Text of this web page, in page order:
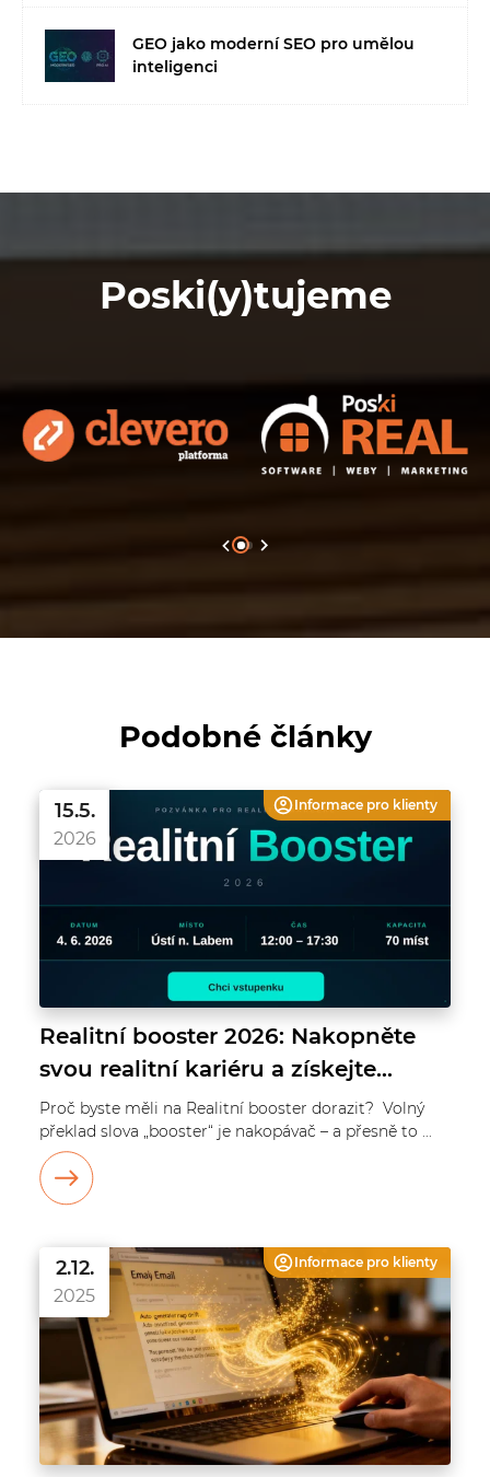
GEO jako moderní SEO pro umělou
inteligenci
Poski(y)tujeme
Podobné články
15.5.
2026
Informace pro klienty
Realitní booster 2026: Nakopněte
svou realitní kariéru a získejte
náskok v době umělé inteligence
Proč byste měli na Realitní booster dorazit? Volný
překlad slova „booster“ je nakopávač – a přesně to ...
2.12.
2025
Informace pro klienty